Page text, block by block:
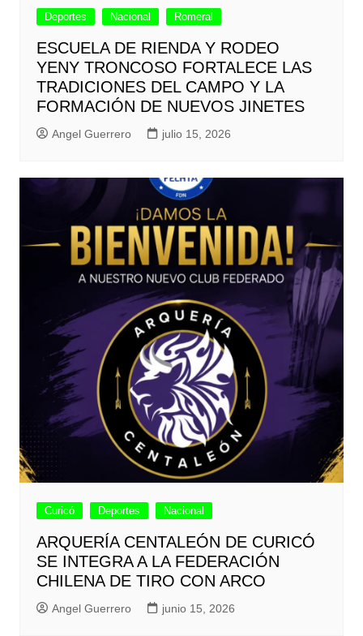
Deportes Nacional Romeral
ESCUELA DE RIENDA Y RODEO
YENY TRONCOSO FORTALECE LAS
TRADICIONES DEL CAMPO Y LA
FORMACIÓN DE NUEVOS JINETES
Angel Guerrero julio 15, 2026
Curicó Deportes Nacional
ARQUERÍA CENTALEÓN DE CURICÓ
SE INTEGRA A LA FEDERACIÓN
CHILENA DE TIRO CON ARCO
Angel Guerrero junio 15, 2026